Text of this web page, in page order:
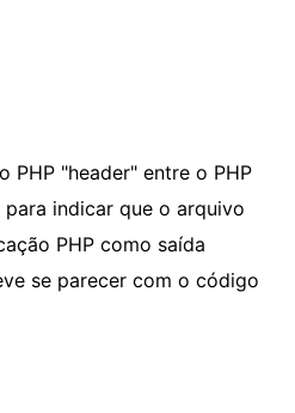
PHP "header" entre o PHP
indicar que o arquivo
PHP como saída
se parecer com o código